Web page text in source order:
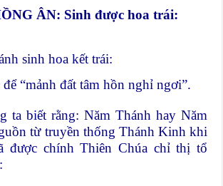
ÂN: Sinh được hoa trái:
sinh hoa kết trái:
“mảnh đất tâm hồn nghỉ ngơi”.
rằng: Năm Thánh hay Năm
từ truyền thống Thánh Kinh khi
được chính Thiên Chúa chỉ thị tổ